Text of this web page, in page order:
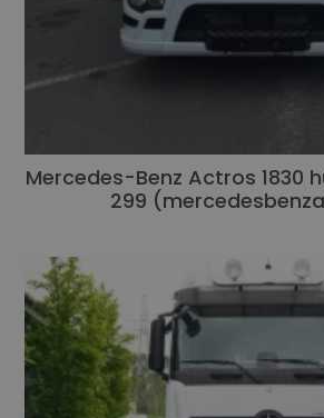
Mercedes-Benz Actros 1830
299